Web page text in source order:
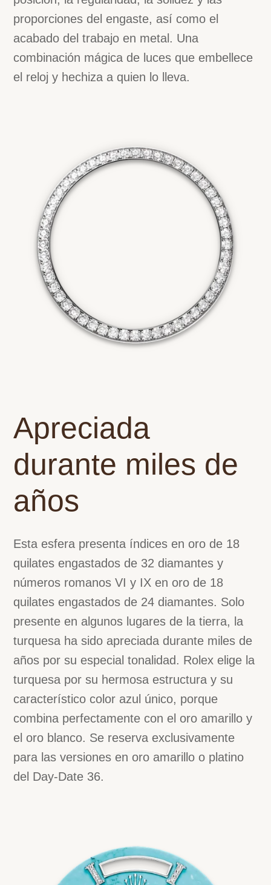
proporciones del engaste, así como el
acabado del trabajo en metal. Una
combinación mágica de luces que embellece
el reloj y hechiza a quien lo lleva.
Apreciada
durante miles de
años
Esta esfera presenta índices en oro de 18
quilates engastados de 32 diamantes y
números romanos VI y IX en oro de 18
quilates engastados de 24 diamantes. Solo
presente en algunos lugares de la tierra, la
turquesa ha sido apreciada durante miles de
años por su especial tonalidad. Rolex elige la
turquesa por su hermosa estructura y su
característico color azul único, porque
combina perfectamente con el oro amarillo y
el oro blanco. Se reserva exclusivamente
para las versiones en oro amarillo o platino
del Day-Date 36.